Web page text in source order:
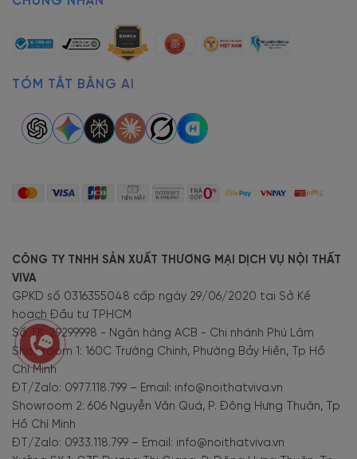
TÓM TẮT BẰNG AI
CÔNG TY TNHH SẢN XUẤT THƯƠNG MẠI DỊCH VỤ NỘI THẤT
VIVA
GPKD số 0316355048 cấp ngày 29/06/2020 tại Sở Kế
hoạch Đầu tư TPHCM
Số TK: 29299998 - Ngân hàng ACB - Chi nhánh Phú Lâm
Showroom 1: 160C Trường Chinh, Phường Bảy Hiền, Tp Hồ
Chí Minh
ĐT/Zalo: 0977.118.799 – Email: info@noithatviva.vn
Showroom 2: 606 Nguyễn Văn Quá, P. Đông Hưng Thuận, Tp
Hồ Chí Minh
ĐT/Zalo: 0933.118.799 – Email: info@noithatviva.vn